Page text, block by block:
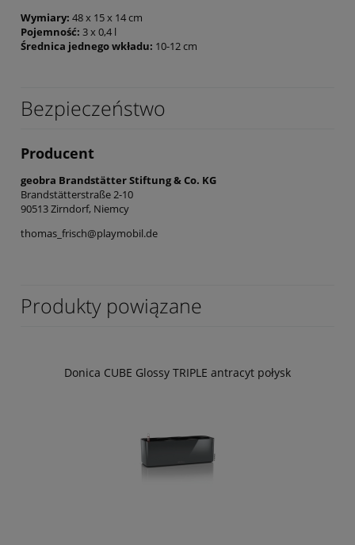
Wymiary: 48 x 15 x 14 cm
Pojemność: 3 x 0,4 l
Średnica jednego wkładu: 10-12 cm
Bezpieczeństwo
Producent
geobra Brandstätter Stiftung & Co. KG
Brandstätterstraße 2-10
90513 Zirndorf, Niemcy
thomas_frisch@playmobil.de
Produkty powiązane
Donica CUBE Glossy TRIPLE antracyt połysk